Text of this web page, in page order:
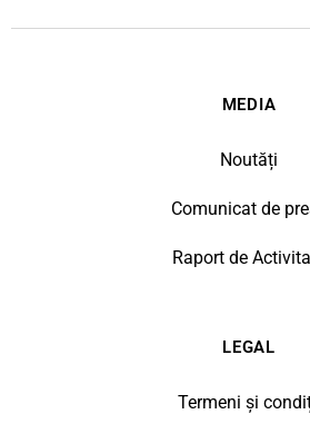
MEDIA
Noutăți
Comunicat de
Raport de
LEGAL
Termeni și